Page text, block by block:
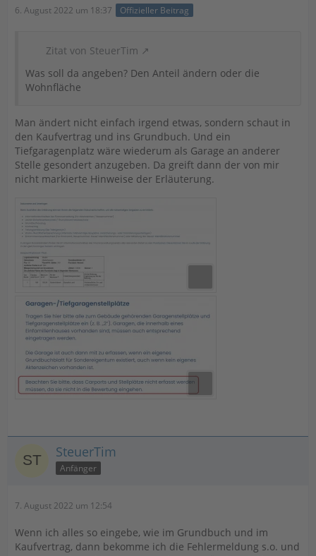
6. August 2022 um 18:37 Offizieller Beitrag
Zitat von SteuerTim
Was soll da angeben? Den Anteil ändern oder die
Wohnfläche
Man ändert nicht einfach irgend etwas, sondern schaut in
den Kaufvertrag und ins Grundbuch. Und ein
Tiefgaragenplatz wäre wiederum als Garage an anderer
Stelle gesondert anzugeben. Da greift dann der von mir
nicht markierte Hinweise der Erläuterung.
SteuerTim
Anfänger
7. August 2022 um 12:54
Wenn ich alles so eingebe, wie im Grundbuch und im
Kaufvertrag, dann bekomme ich die Fehlermeldung s.o. und